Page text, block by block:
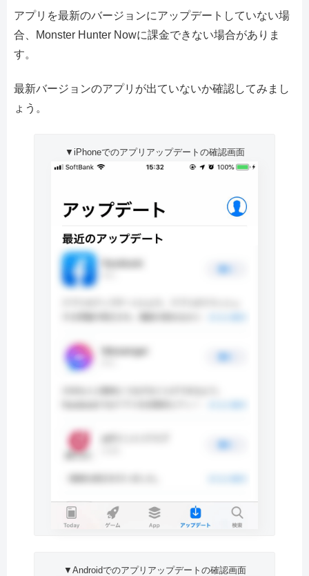
アプリを最新のバージョンにアップデートしていない場
合、Monster Hunter Nowに課金できない場合がありま
す。
最新バージョンのアプリが出ていないか確認してみまし
ょう。
▼iPhoneでのアプリアップデートの確認画面
▼Androidでのアプリアップデートの確認画面